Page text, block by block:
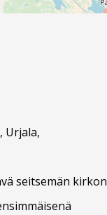
Urjala,
seitsemän kirkon